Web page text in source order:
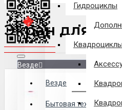
Везде
Везде
Бытовая техника
Филиалы
Гидроциклы
Квадроциклы
Экран для